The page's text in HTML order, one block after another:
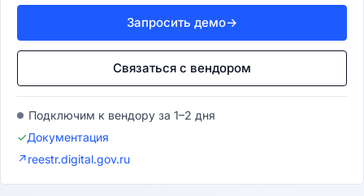
Запросить демо→
Связаться с вендором
Подключим к вендору за 1–2 дня
✓Документация
↗reestr.digital.gov.ru